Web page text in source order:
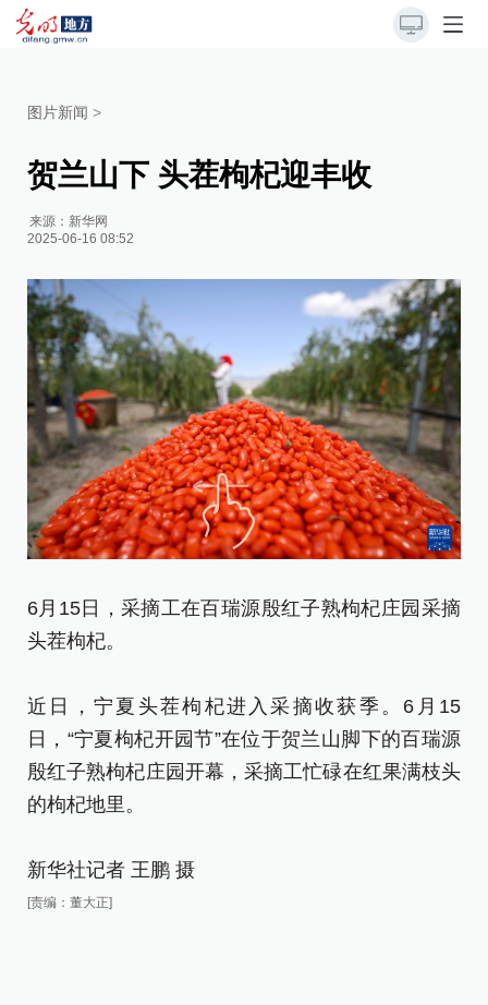
图片新闻 >
贺兰山下 头茬枸杞迎丰收
来源： 新华网
2025-06-16 08:52
6月15日，采摘工在百瑞源殷红子熟枸杞庄园采摘
头茬枸杞。
近日，宁夏头茬枸杞进入采摘收获季。6月15
日，“宁夏枸杞开园节”在位于贺兰山脚下的百瑞源
殷红子熟枸杞庄园开幕，采摘工忙碌在红果满枝头
的枸杞地里。
新华社记者 王鹏 摄
[责编：董大正]